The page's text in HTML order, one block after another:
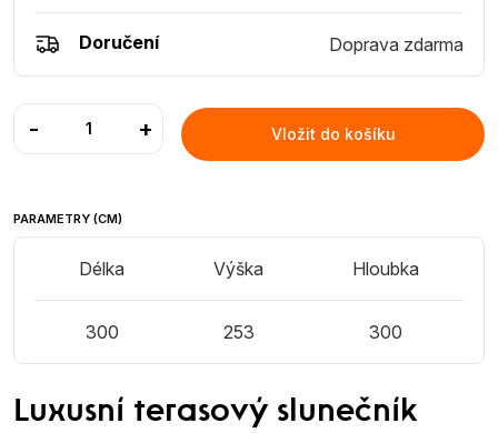
Doručení Doprava zdarma
- + Vložit do košíku
PARAMETRY (CM)
Délka
300
Výška
253
Hloubka
300
Luxusní terasový slunečník